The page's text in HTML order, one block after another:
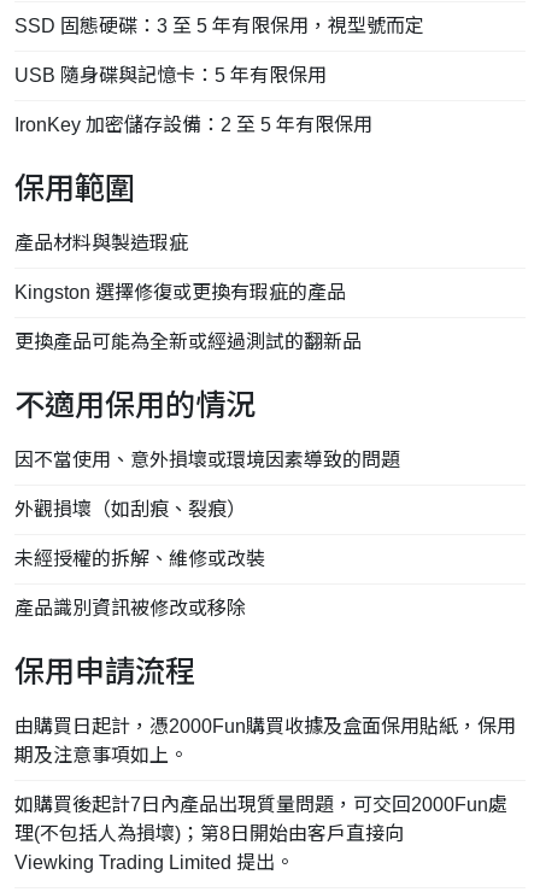
SSD 固態硬碟：3 至 5 年有限保用，視型號而定
USB 隨身碟與記憶卡：5 年有限保用
IronKey 加密儲存設備：2 至 5 年有限保用
保用範圍
產品材料與製造瑕疵
Kingston 選擇修復或更換有瑕疵的產品
更換產品可能為全新或經過測試的翻新品
不適用保用的情況
因不當使用、意外損壞或環境因素導致的問題
外觀損壞（如刮痕、裂痕）
未經授權的拆解、維修或改裝
產品識別資訊被修改或移除
保用申請流程
由購買日起計，憑2000Fun購買收據及盒面保用貼紙，保用
期及注意事項如上。
如購買後起計7日內產品出現質量問題，可交回2000Fun處
理(不包括人為損壞)；第8日開始由客戶直接向
Viewking Trading Limited 提出。